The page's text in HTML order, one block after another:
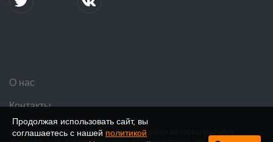
Продолжая использовать сайт, вы
соглашаетесь с нашей политикой
О нас
Контакты
2016 — 2026 © SpeedMe. При использовании материалов сайта